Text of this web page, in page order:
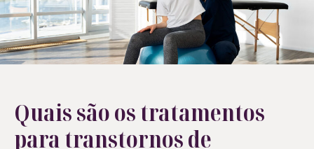
Quais são os tratamentos
para transtornos de